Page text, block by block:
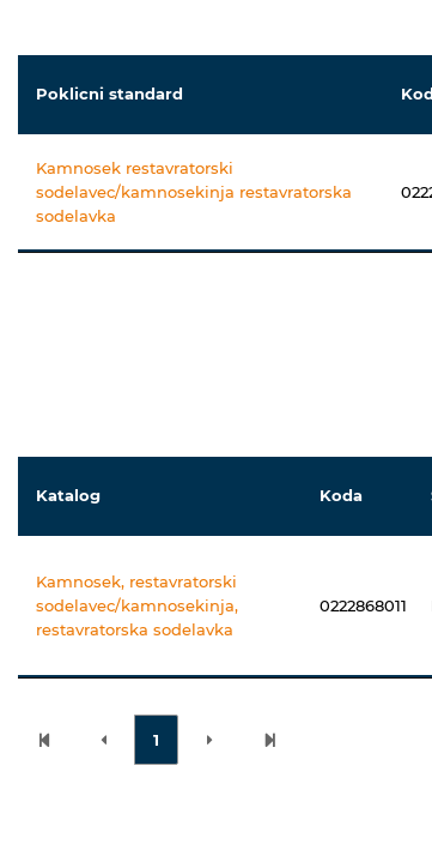
Poklicni standard
Kamnosek restavratorski
sodelavec/kamnosekinja restavratorska
sodelavka
Katalog Koda
Kamnosek, restavratorski
sodelavec/kamnosekinja,
restavratorska sodelavka
0222868011
1